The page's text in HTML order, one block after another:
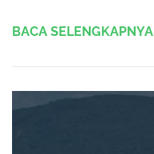
BACA SELENGKAPNYA